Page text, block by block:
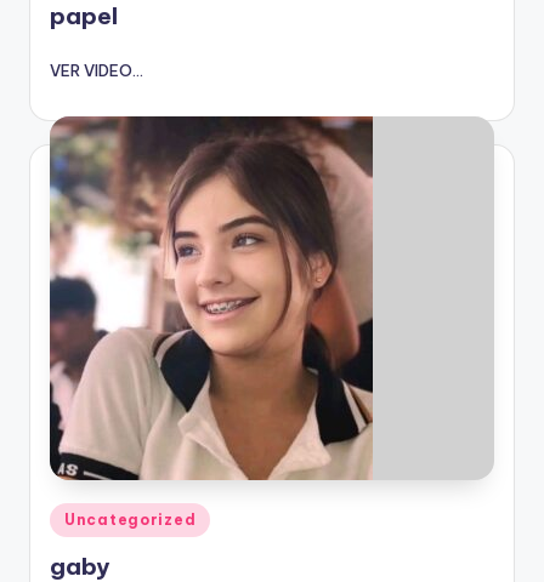
papel
VER VIDEO...
Publicado
en
Uncategorized
gaby